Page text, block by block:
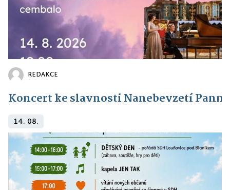
REDAKCE
Koncert ke slavnosti Nanebevzetí
14. 08.